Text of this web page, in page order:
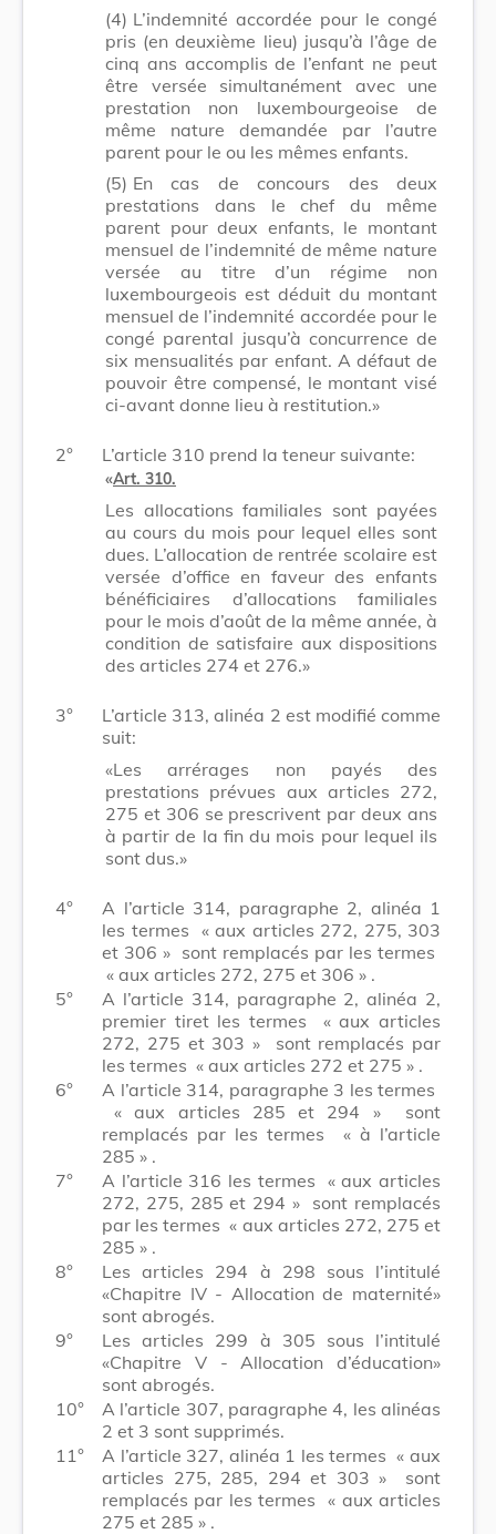
(4) L’indemnité accordée pour le congé
pris (en deuxième lieu) jusqu’à l’âge de
cinq ans accomplis de l’enfant ne peut
être versée simultanément avec une
prestation non luxembourgeoise de
même nature demandée par l’autre
parent pour le ou les mêmes enfants.
(5) En cas de concours des deux
prestations dans le chef du même
parent pour deux enfants, le montant
mensuel de l’indemnité de même nature
versée au titre d’un régime non
luxembourgeois est déduit du montant
mensuel de l’indemnité accordée pour le
congé parental jusqu’à concurrence de
six mensualités par enfant. A défaut de
pouvoir être compensé, le montant visé
ci-avant donne lieu à restitution.»
2° L’article 310 prend la teneur suivante:
«Art. 310.
Les allocations familiales sont payées
au cours du mois pour lequel elles sont
dues. L’allocation de rentrée scolaire est
versée d’office en faveur des enfants
bénéficiaires d’allocations familiales
pour le mois d’août de la même année, à
condition de satisfaire aux dispositions
des articles 274 et 276.»
3°
L’article 313, alinéa 2 est modifié comme
suit:
«Les arrérages non payés des
prestations prévues aux articles 272,
275 et 306 se prescrivent par deux ans
à partir de la fin du mois pour lequel ils
sont dus.»
4°
A l’article 314, paragraphe 2, alinéa 1
les termes « aux articles 272, 275, 303
et 306 » sont remplacés par les termes
« aux articles 272, 275 et 306 » .
5°
A l’article 314, paragraphe 2, alinéa 2,
premier tiret les termes
« aux articles
272, 275 et 303 »
sont remplacés par
les termes « aux articles 272 et 275 » .
6°
A l’article 314, paragraphe 3 les termes
« aux articles 285 et 294 »
sont
remplacés par les termes
« à l’article
285 » .
7°
A l’article 316 les termes « aux articles
272, 275, 285 et 294 » sont remplacés
par les termes « aux articles 272, 275 et
285 » .
8°
Les articles 294 à 298 sous l’intitulé
«Chapitre IV - Allocation de maternité»
sont abrogés.
9°
Les articles 299 à 305 sous l’intitulé
«Chapitre V - Allocation d’éducation»
sont abrogés.
10°
A l’article 307, paragraphe 4, les alinéas
2 et 3 sont supprimés.
11°
A l’article 327, alinéa 1 les termes « aux
articles 275, 285, 294 et 303 »
sont
remplacés par les termes « aux articles
275 et 285 » .